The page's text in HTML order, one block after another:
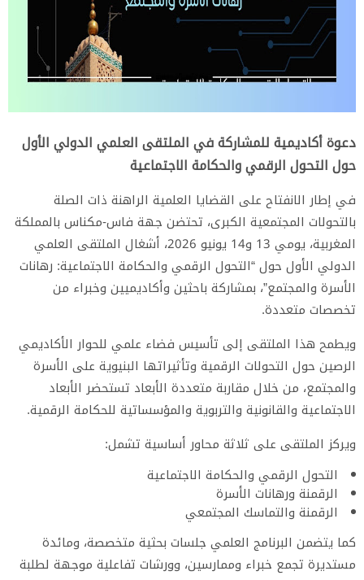
دعوة أكاديمية للمشاركة في الملتقى العلمي الدولي الأول
حول التحول الرقمي والحكامة الاجتماعية
في إطار الانفتاح على القضايا العلمية الراهنة ذات الصلة
بالتحولات المجتمعية الكبرى، تحتضن جهة فاس-مكناس بالمملكة
المغربية، يومي 13 و14 يونيو 2026، أشغال الملتقى العلمي
الدولي الأول حول “التحول الرقمي والحكامة الاجتماعية: رهانات
الأسرة والمجتمع”، بمشاركة باحثين وأكاديميين وخبراء من
تخصصات متعددة.
ويطمح هذا الملتقى إلى تأسيس فضاء علمي للحوار الأكاديمي
الرصين حول التحولات الرقمية وتأثيراتها البنيوية على الأسرة
والمجتمع، من خلال مقاربة متعددة الأبعاد تستحضر الأبعاد
الاجتماعية والقانونية والتربوية والمؤسساتية للحكامة الرقمية.
ويركز الملتقى على ثلاثة محاور أساسية تشمل:
التحول الرقمي والحكامة الاجتماعية
الرقمنة ورهانات الأسرة
الرقمنة والتماسك المجتمعي
كما يتضمن البرنامج العلمي جلسات بحثية متخصصة، ومائدة
مستديرة تجمع خبراء وممارسين، وورشات تفاعلية موجهة لطلبة